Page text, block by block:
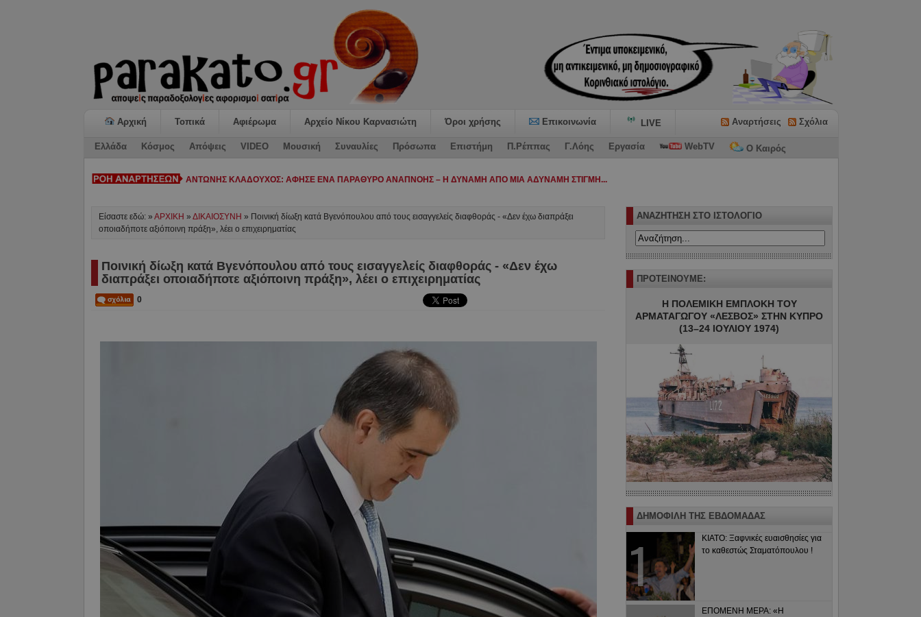
Αρχική Τοπικά Αφιέρωμα Αρχείο Νίκου Καρνασιώτη Όροι χρήσης Επικοινωνία LIVE Αναρτήσεις Σχόλια
Ελλάδα Κόσμος Απόψεις VIDEO Μουσική Συναυλίες Πρόσωπα Επιστήμη Π.Ρέππας Γ.Λόης Εργασία WebTV Ο Καιρός
ΚΙΑΤΟ: Η «ΕΠΟΜΕΝΗ ΜΕΡΑ»-
Είσαστε εδώ: » ΑΡΧΙΚΗ » ΔΙΚΑΙΟΣΥΝΗ » Ποινική δίωξη κατά Βγενόπουλου από τους εισαγγελείς διαφθοράς - «Δεν έχω διαπράξει
οποιαδήποτε αξιόποινη πράξη», λέει ο επιχειρηματίας
Ποινική δίωξη κατά Βγενόπουλου από τους εισαγγελείς διαφθοράς - «Δεν έχω
διαπράξει οποιαδήποτε αξιόποινη πράξη», λέει ο επιχειρηματίας
0
ΑΝΑΖΗΤΗΣΗ ΣΤΟ ΙΣΤΟΛΟΓΙΟ
ΠΡΟΤΕΙΝΟΥΜΕ:
Η ΠΟΛΕΜΙΚΗ ΕΜΠΛΟΚΗ ΤΟΥ
ΑΡΜΑΤΑΓΩΓΟΥ «ΛΕΣΒΟΣ» ΣΤΗΝ ΚΥΠΡΟ
(13–24 ΙΟΥΛΙΟΥ 1974)
ΔΗΜΟΦΙΛΗ ΤΗΣ ΕΒΔΟΜΑΔΑΣ
ΚΙΑΤΟ: Ξαφνικές ευαισθησίες για
το καθεστώς Σταματόπουλου !
ΕΠΟΜΕΝΗ ΜΕΡΑ: «Η